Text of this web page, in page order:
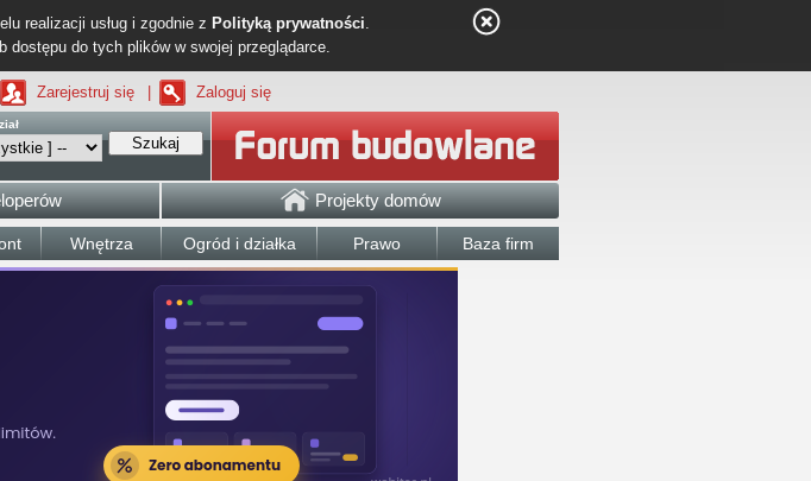
realizacji usług i zgodnie z Polityką prywatności.
dostępu do tych plików w swojej przeglądarce.
Zarejestruj się Zaloguj się
Szukaj
Projekty domów
Wnętrza Ogród i działka Prawo Baza firm